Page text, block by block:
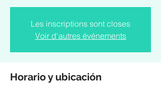
Les inscriptions sont closes
Voir d'autres événements
Horario y ubicación